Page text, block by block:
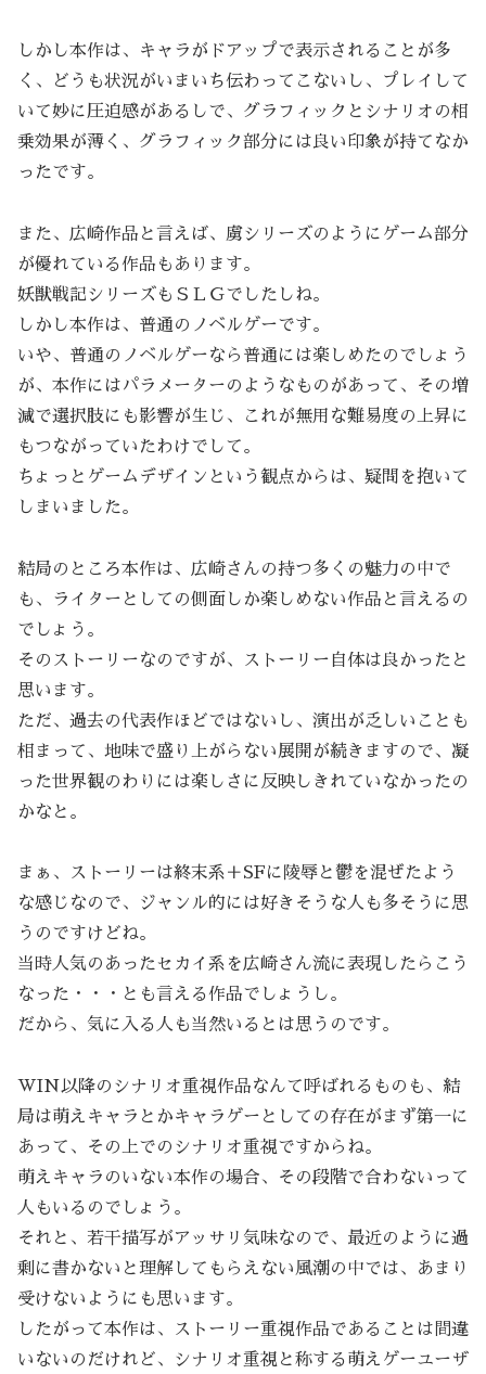
しかし本作は、キャラがドアップで表示されることが多
く、どうも状況がいまいち伝わってこないし、プレイして
いて妙に圧迫感があるしで、グラフィックとシナリオの相
乗効果が薄く、グラフィック部分には良い印象が持てなか
ったです。
また、広崎作品と言えば、虜シリーズのようにゲーム部分
が優れている作品もあります。
妖獣戦記シリーズもＳＬＧでしたしね。
しかし本作は、普通のノベルゲーです。
いや、普通のノベルゲーなら普通には楽しめたのでしょう
が、本作にはパラメーターのようなものがあって、その増
減で選択肢にも影響が生じ、これが無用な難易度の上昇に
もつながっていたわけでして。
ちょっとゲームデザインという観点からは、疑問を抱いて
しまいました。
結局のところ本作は、広崎さんの持つ多くの魅力の中で
も、ライターとしての側面しか楽しめない作品と言えるの
でしょう。
そのストーリーなのですが、ストーリー自体は良かったと
思います。
ただ、過去の代表作ほどではないし、演出が乏しいことも
相まって、地味で盛り上がらない展開が続きますので、凝
った世界観のわりには楽しさに反映しきれていなかったの
かなと。
まぁ、ストーリーは終末系＋SFに陵辱と鬱を混ぜたよう
な感じなので、ジャンル的には好きそうな人も多そうに思
うのですけどね。
当時人気のあったセカイ系を広崎さん流に表現したらこう
なった・・・とも言える作品でしょうし。
だから、気に入る人も当然いるとは思うのです。
WIN以降のシナリオ重視作品なんて呼ばれるものも、結
局は萌えキャラとかキャラゲーとしての存在がまず第一に
あって、その上でのシナリオ重視ですからね。
萌えキャラのいない本作の場合、その段階で合わないって
人もいるのでしょう。
それと、若干描写がアッサリ気味なので、最近のように過
剰に書かないと理解してもらえない風潮の中では、あまり
受けないようにも思います。
したがって本作は、ストーリー重視作品であることは間違
いないのだけれど、シナリオ重視と称する萌えゲーユーザ